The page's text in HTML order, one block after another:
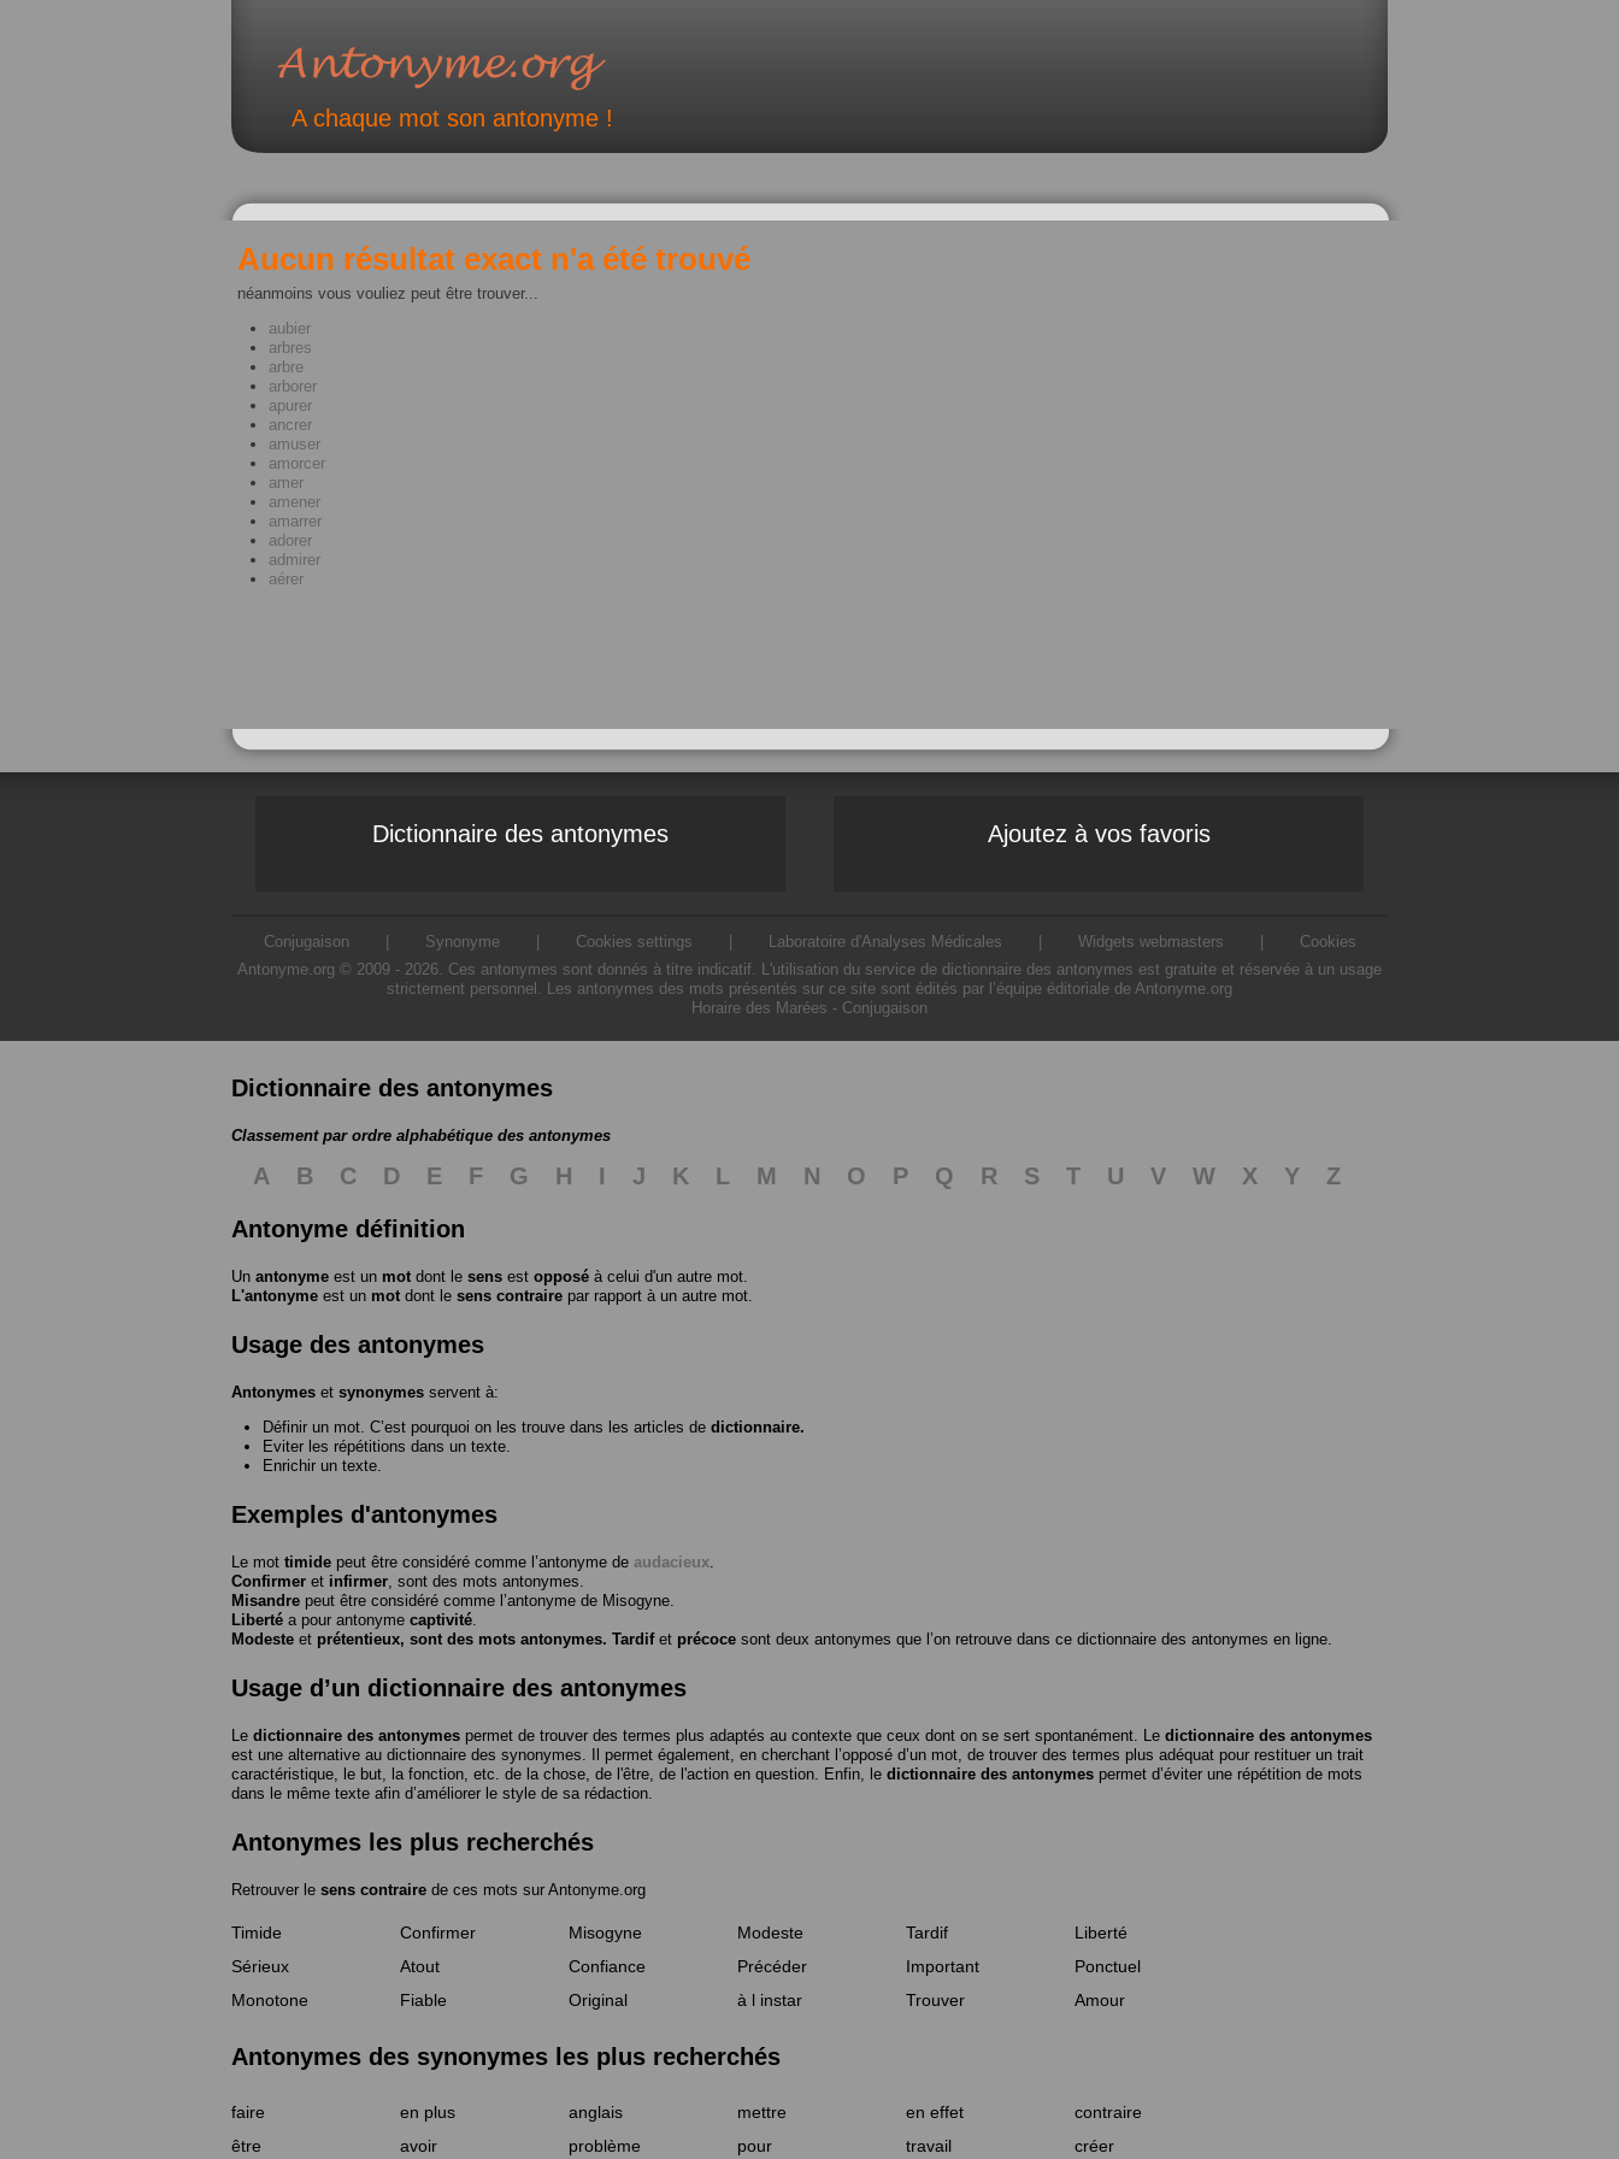
A chaque mot son antonyme !
Aucun résultat exact n'a été trouvé
néanmoins vous vouliez peut être trouver...
aubier
arbres
arbre
arborer
apurer
ancrer
amuser
amorcer
amer
amener
amarrer
adorer
admirer
aérer
Dictionnaire des antonymes Ajoutez à vos favoris
Conjugaison Synonyme Cookies settings Laboratoire d'Analyses Médicales Widgets webmasters
Cookies
Antonyme.org © 2009 - 2026. Ces antonymes sont donnés à titre indicatif. L'utilisation du service de dictionnaire des antonymes est gratuite et réservée à un usage
strictement personnel. Les antonymes des mots présentés sur ce site sont édités par l’équipe éditoriale de Antonyme.org
Horaire des Marées - Conjugaison
Dictionnaire des antonymes
Classement par ordre alphabétique des antonymes
A B C D E F G H I J K L M N O P Q R S T U V W X Y
Z
Antonyme définition
Un antonyme est un mot dont le sens est opposé à celui d'un autre mot.
L'antonyme est un mot dont le sens contraire par rapport à un autre mot.
Usage des antonymes
Antonymes et synonymes servent à:
Définir un mot. C’est pourquoi on les trouve dans les articles de dictionnaire.
Eviter les répétitions dans un texte.
Enrichir un texte.
Exemples d'antonymes
Le mot timide peut être considéré comme l’antonyme de audacieux
Confirmer et infirmer , sont des mots antonymes.
Misandre peut être considéré comme l’antonyme de Misogyne
Liberté a pour antonyme captivité
Modeste et prétentieux, sont des mots antonymes. Tardifet précoce sont deux antonymes que l’on retrouve dans ce dictionnaire des antonymes en ligne.
Usage d’un dictionnaire des antonymes
Le dictionnaire des antonymes permet de trouver des termes plus adaptés au contexte que ceux dont on se sert spontanément. Le dictionnaire des antonymes
est une alternative au dictionnaire des synonymes. Il permet également, en cherchant l’opposé d’un mot, de trouver des termes plus adéquat pour restituer un trait
caractéristique, le but, la fonction, etc. de la chose, de l'être, de l'action en question. Enfin, le dictionnaire des antonymes permet d’éviter une répétition de mots
dans le même texte afin d’améliorer le style de sa rédaction.
Antonymes les plus recherchés
Retrouver le sens contraire de ces mots sur Antonyme.org
Timide Confirmer Misogyne Modeste Tardif
Liberté
Sérieux
Atout Confiance Précéder Important
Ponctuel
Monotone
Fiable Original à l instar Trouver Amour
Antonymes des synonymes les plus recherchés
faire en plus anglais mettre en effet
contraire
être
avoir problème pour travail créer